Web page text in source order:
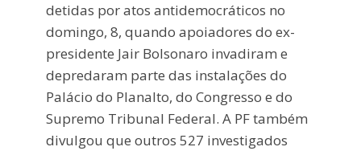
detidas por atos antidemocráticos no
domingo, 8, quando apoiadores do ex-
presidente Jair Bolsonaro invadiram e
depredaram parte das instalações do
Palácio do Planalto, do Congresso e do
Supremo Tribunal Federal. A PF também
divulgou que outros 527 investigados